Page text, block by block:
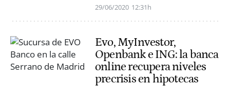
29/06/2020 12:31h
Evo, MyInvestor,
Openbank e ING: la banca
online recupera niveles
precrisis en hipotecas